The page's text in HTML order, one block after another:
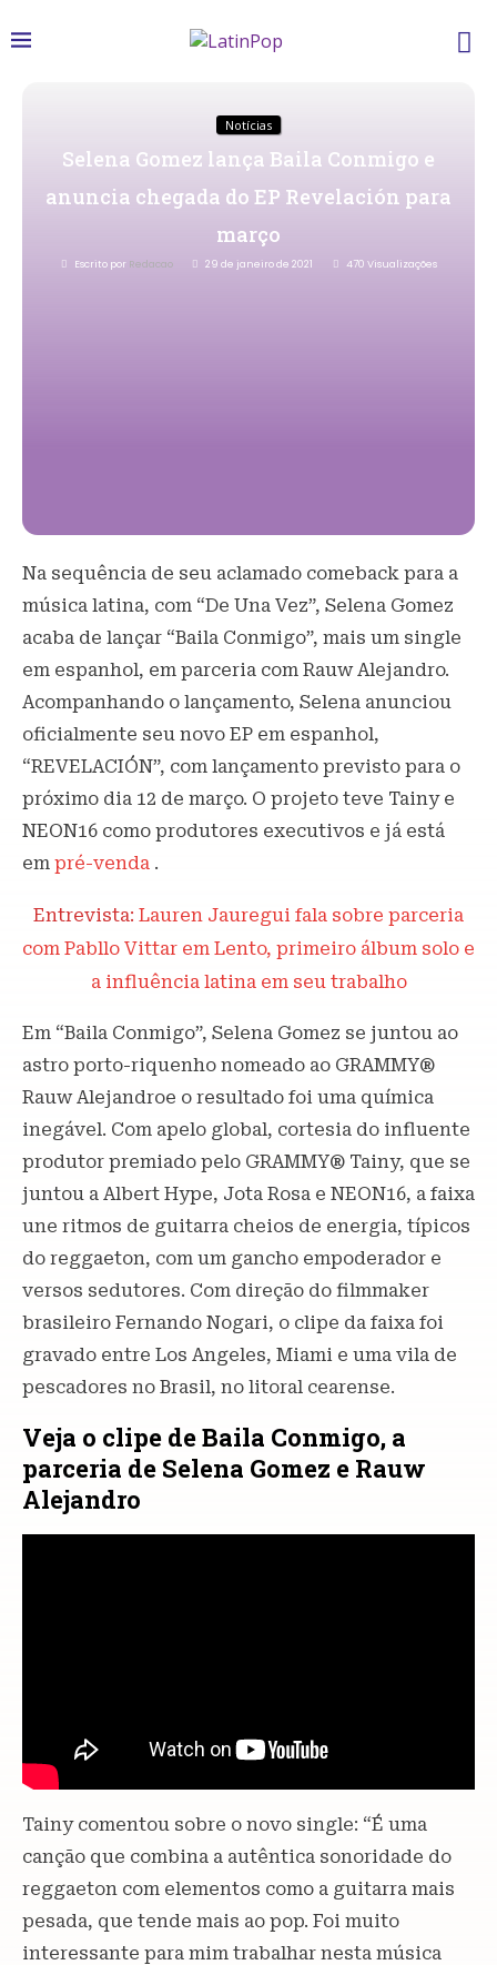
Notícias
Selena Gomez lança Baila Conmigo e
anuncia chegada do EP Revelación para
março
Escrito por Redacao 29 de janeiro de 2021 470 Visualizações
Na sequência de seu aclamado comeback para a
música latina, com “De Una Vez”, Selena Gomez
acaba de lançar “Baila Conmigo”, mais um single
em espanhol, em parceria com Rauw Alejandro.
Acompanhando o lançamento, Selena anunciou
oficialmente seu novo EP em espanhol,
“REVELACIÓN”, com lançamento previsto para o
próximo dia 12 de março. O projeto teve Tainy e
NEON16 como produtores executivos e já está
em pré-venda .
Entrevista: Lauren Jauregui fala sobre parceria
com Pabllo Vittar em Lento, primeiro álbum solo e
a influência latina em seu trabalho
Em “Baila Conmigo”, Selena Gomez se juntou ao
astro porto-riquenho nomeado ao GRAMMY®
Rauw Alejandroe o resultado foi uma química
inegável. Com apelo global, cortesia do influente
produtor premiado pelo GRAMMY® Tainy, que se
juntou a Albert Hype, Jota Rosa e NEON16, a faixa
une ritmos de guitarra cheios de energia, típicos
do reggaeton, com um gancho empoderador e
versos sedutores. Com direção do filmmaker
brasileiro Fernando Nogari, o clipe da faixa foi
gravado entre Los Angeles, Miami e uma vila de
pescadores no Brasil, no litoral cearense.
Veja o clipe de Baila Conmigo, a
parceria de Selena Gomez e Rauw
Alejandro
Tainy comentou sobre o novo single: “É uma
canção que combina a autêntica sonoridade do
reggaeton com elementos como a guitarra mais
pesada, que tende mais ao pop. Foi muito
interessante para mim trabalhar nesta música